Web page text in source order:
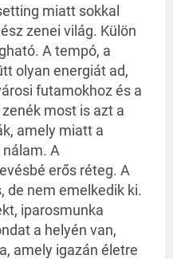
miatt sokkal
zenei világ. Külön
A tempó, a
olyan energiát ad,
futamokhoz és a
most is azt a
amely miatt a
A
erős réteg. A
de nem emelkedik ki.
iparosmunka
a helyén van,
amely igazán életre